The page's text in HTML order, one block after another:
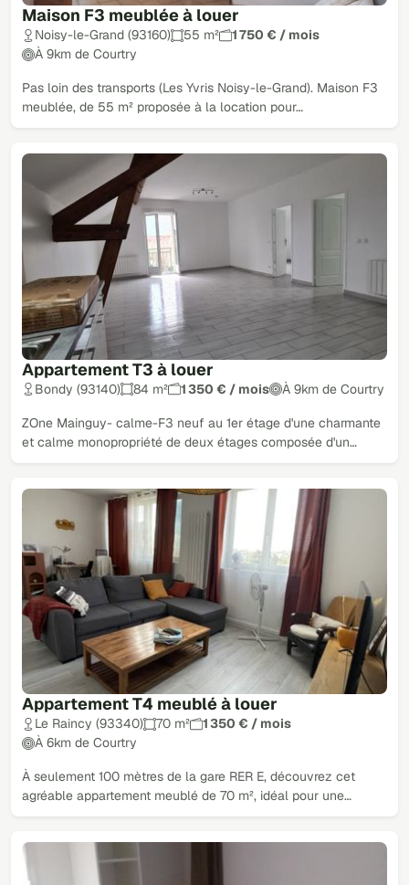
Maison F3 meublée à louer
Noisy-le-Grand (93160) 55 m²
1 750 € / mois
À 9km de Courtry
Pas loin des transports (Les Yvris Noisy-le-Grand). Maison F3
meublée, de 55 m² proposée à la location pour…
Appartement T3 à louer
Bondy (93140) 84 m² 1 350 € / mois À 9km de Courtry
ZOne Mainguy- calme-F3 neuf au 1er étage d'une charmante
et calme monopropriété de deux étages composée d'un…
Appartement T4 meublé à louer
Le Raincy (93340) 70 m²
1 350 € / mois
À 6km de Courtry
À seulement 100 mètres de la gare RER E, découvrez cet
agréable appartement meublé de 70 m², idéal pour une…